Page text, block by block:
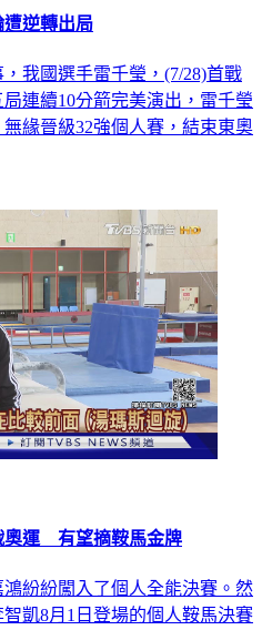
逆轉出局
我國選手雷千瑩，(7/28)首戰
連續10分箭完美演出，雷千瑩
緣晉級32強個人賽，結束東奧
奧運 有望摘鞍馬金牌
紛紛闖入了個人全能決賽。然
凱8月1日登場的個人鞍馬決賽